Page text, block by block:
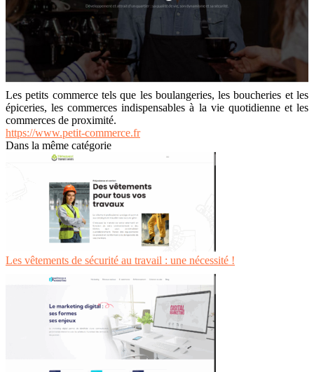
Les petits commerce tels que les boulangeries, les boucheries et les
épiceries, les commerces indispensables à la vie quotidienne et les
commerces de proximité.
https://www.petit-commerce.fr
Dans la même catégorie
Les vêtements de sécurité au travail : une nécessité !